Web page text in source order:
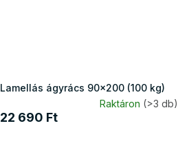
Lamellás ágyrács 90x200 (100 kg)
Raktáron (>3 db)
22 690 Ft